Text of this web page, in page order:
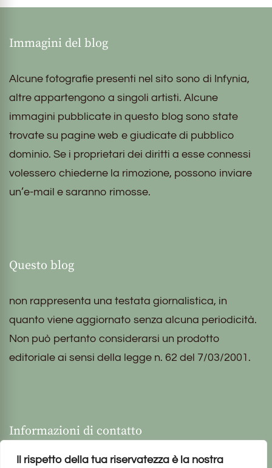
Il rispetto della tua riservatezza è la nostra
Immagini del blog
Alcune fotografie presenti nel sito sono di Infynia,
altre appartengono a singoli artisti. Alcune
immagini pubblicate in questo blog sono state
trovate su pagine web e giudicate di pubblico
dominio. Se i proprietari dei diritti a esse connessi
volessero chiederne la rimozione, possono inviare
un’e-mail e saranno rimosse.
Questo blog
non rappresenta una testata giornalistica, in
quanto viene aggiornato senza alcuna periodicità.
Non può pertanto considerarsi un prodotto
editoriale ai sensi della legge n. 62 del 7/03/2001.
Informazioni di contatto